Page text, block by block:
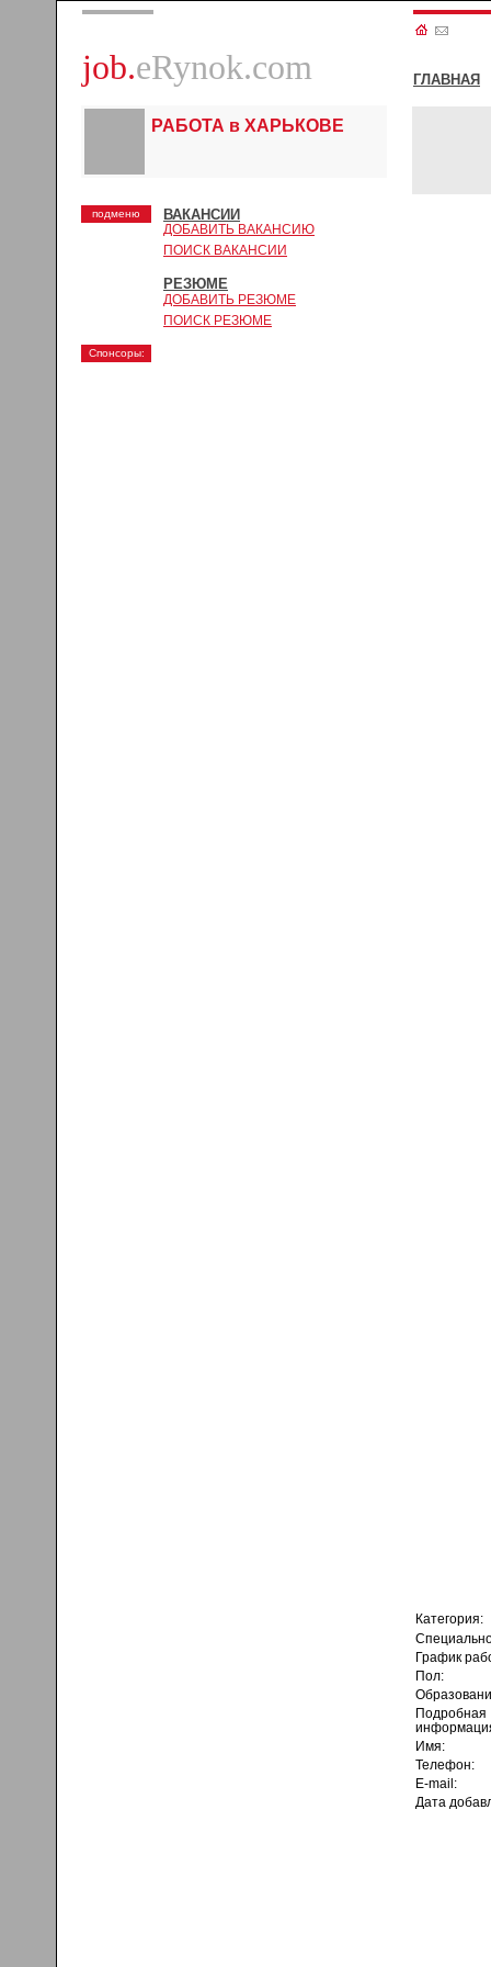
job.eRynok.com ГЛАВНАЯ
РАБОТА в ХАРЬКОВЕ
подменю ВАКАНСИИ
ДОБАВИТЬ ВАКАНСИЮ
ПОИСК ВАКАНСИИ
РЕЗЮМЕ
ДОБАВИТЬ РЕЗЮМЕ
ПОИСК РЕЗЮМЕ
Спонсоры:
Категория:
График
Пол:
Подробная
Имя:
Телефон:
E-mail:
Дата